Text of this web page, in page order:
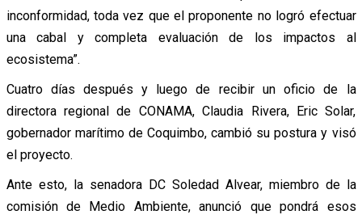
inconformidad, toda vez que el proponente no logró efectuar
una cabal y completa evaluación de los impactos al
ecosistema”.
Cuatro días después y luego de recibir un oficio de la
directora regional de CONAMA, Claudia Rivera, Eric Solar,
gobernador marítimo de Coquimbo, cambió su postura y visó
el proyecto.
Ante esto, la senadora DC Soledad Alvear, miembro de la
comisión de Medio Ambiente, anunció que pondrá esos